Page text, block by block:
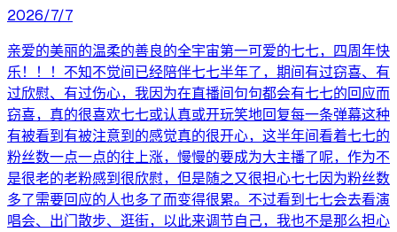
2026/7/7
亲爱的美丽的温柔的善良的全宇宙第一可爱的七七，四周年快
乐！！！不知不觉间已经陪伴七七半年了，期间有过窃喜、有
过欣慰、有过伤心，我因为在直播间句句都会有七七的回应而
窃喜，真的很喜欢七七或认真或开玩笑地回复每一条弹幕这种
有被看到有被注意到的感觉真的很开心，这半年间看着七七的
粉丝数一点一点的往上涨，慢慢的要成为大主播了呢，作为不
是很老的老粉感到很欣慰，但是随之又很担心七七因为粉丝数
多了需要回应的人也多了而变得很累。不过看到七七会去看演
唱会、出门散步、逛街，以此来调节自己，我也不是那么担心